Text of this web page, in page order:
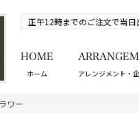
正午12時までのご注文で当日
HOME
ホーム
アレンジメント・
ワー